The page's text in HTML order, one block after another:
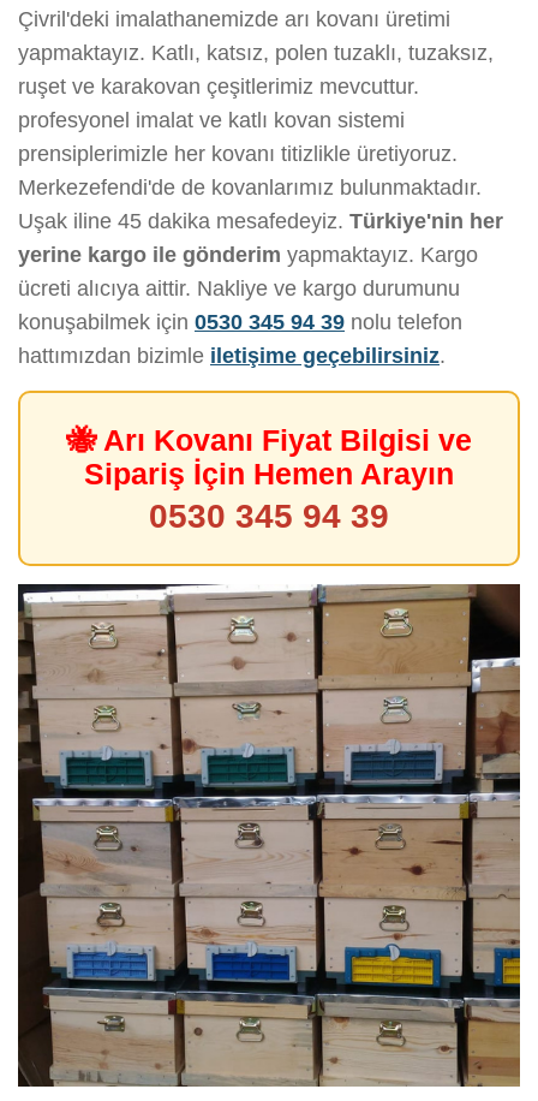
Çivril'deki imalathanemizde arı kovanı üretimi
yapmaktayız. Katlı, katsız, polen tuzaklı, tuzaksız,
ruşet ve karakovan çeşitlerimiz mevcuttur.
profesyonel imalat ve katlı kovan sistemi
prensiplerimizle her kovanı titizlikle üretiyoruz.
Merkezefendi'de de kovanlarımız bulunmaktadır.
Uşak iline 45 dakika mesafedeyiz. Türkiye'nin her
yerine kargo ile gönderim yapmaktayız. Kargo
ücreti alıcıya aittir. Nakliye ve kargo durumunu
konuşabilmek için 0530 345 94 39 nolu telefon
hattımızdan bizimle iletişime geçebilirsiniz.
🐝 Arı Kovanı Fiyat Bilgisi ve
Sipariş İçin Hemen Arayın
0530 345 94 39